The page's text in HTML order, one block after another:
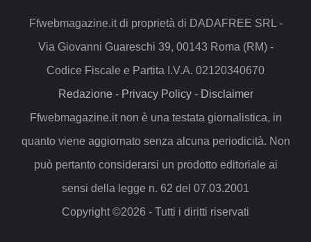
Ffwebmagazine.it di proprietà di DADAFREE SRL -
Via Giovanni Guareschi 39, 00143 Roma (RM) -
Codice Fiscale e Partita I.V.A. 02120340670
Redazione- Privacy Policy- Disclaimer
Ffwebmagazine.it non è una testata giornalistica, in
quanto viene aggiornato senza alcuna periodicità. Non
può pertanto considerarsi un prodotto editoriale ai
sensi della legge n. 62 del 07.03.2001
Copyright ©2026 - Tutti i diritti riservati